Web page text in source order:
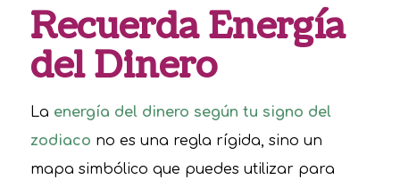
Recuerda Energía
del Dinero
La energía del dinero según tu signo del
zodiaco no es una regla rígida, sino un
mapa simbólico que puedes utilizar para